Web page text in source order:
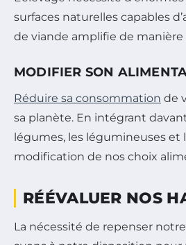
surfaces naturelles capables
de viande amplifie de
MODIFIER SON
Réduire sa consommation de
sa planète. En intégrant
légumes, les légumineuses
modification de nos choix
RÉÉVALUER NOS
La nécessité de repenser